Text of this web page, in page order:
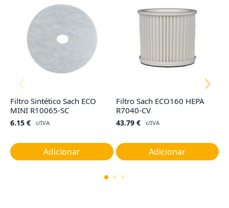
Filtro Sintético Sach ECO
MINI R10065-SC
6.15 € c/IVA
Adicionar
Filtro Sach ECO160 HEPA
R7040-CV
43.79 € c/IVA
Adicionar